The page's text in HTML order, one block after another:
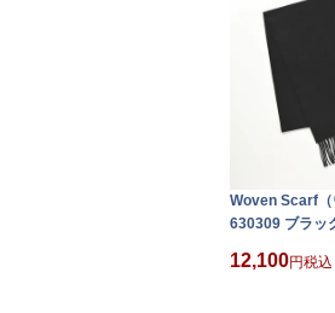
Woven Scarf（
630309 ブラッ
12,100 税込